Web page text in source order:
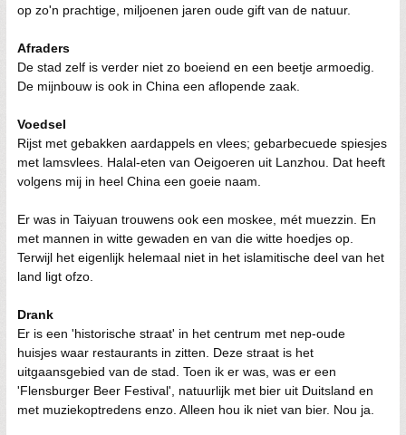
op zo'n prachtige, miljoenen jaren oude gift van de natuur.
Afraders
De stad zelf is verder niet zo boeiend en een beetje armoedig.
De mijnbouw is ook in China een aflopende zaak.
Voedsel
Rijst met gebakken aardappels en vlees; gebarbecuede spiesjes
met lamsvlees. Halal-eten van Oeigoeren uit Lanzhou. Dat heeft
volgens mij in heel China een goeie naam.
Er was in Taiyuan trouwens ook een moskee, mét muezzin. En
met mannen in witte gewaden en van die witte hoedjes op.
Terwijl het eigenlijk helemaal niet in het islamitische deel van het
land ligt ofzo.
Drank
Er is een 'historische straat' in het centrum met nep-oude
huisjes waar restaurants in zitten. Deze straat is het
uitgaansgebied van de stad. Toen ik er was, was er een
'Flensburger Beer Festival', natuurlijk met bier uit Duitsland en
met muziekoptredens enzo. Alleen hou ik niet van bier. Nou ja.